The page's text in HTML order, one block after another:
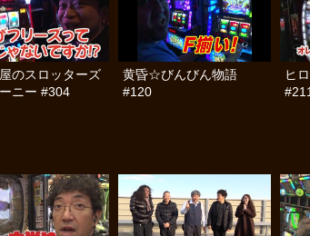
のスロッターズ
ニー #304
黄昏☆びんびん物語
#120
ヒ
#211